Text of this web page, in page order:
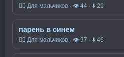
🧍‍♂️ Для мальчиков · 👁 44 · ⬇ 29
парень в синем
🧍‍♂️ Для мальчиков · 👁 97 · ⬇ 46